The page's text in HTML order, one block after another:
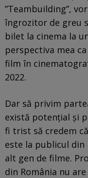
”Teambuilding”,
îngrozitor de greu
bilet la cinema la
perspectiva mea
film în
2022.
Dar să privim
există potențial și
fi trist să credem
este la publicul din
alt gen de filme.
din România nu